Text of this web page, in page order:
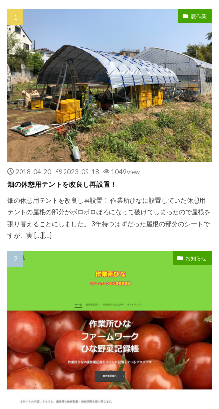
農作業
2018-04-20 2023-09-18 1049view
畑の休憩用テントを改良し再設置！
畑の休憩用テントを改良し再設置！ 作業所ひなに設置していた休憩用
テントの屋根の部分がボロボロぼろになって破けてしまったので屋根を
張り替えることにしました。 3年持つはずだった屋根の部分のシートで
すが、実 […][…]
お知らせ